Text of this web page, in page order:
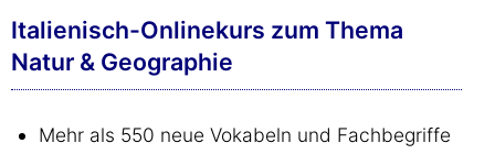
Italienisch-Onlinekurs zum Thema
Natur & Geographie
Mehr als 550 neue Vokabeln und Fachbegriffe